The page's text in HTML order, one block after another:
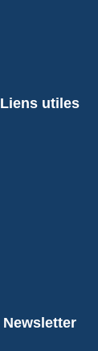
Liens utiles
Newsletter